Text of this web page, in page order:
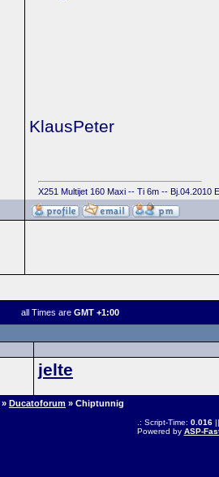
KlausPeter
X251 Multijet 160 Maxi -- Ti 6m -- Bj.04.2010
all Times are GMT +1:00
jelte
» Ducatoforum » Chiptunnig
.: Script-Time: 0.016||
Powered by ASP-